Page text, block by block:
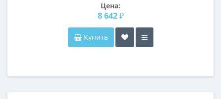
Цена:
8 642 ₽
Купить